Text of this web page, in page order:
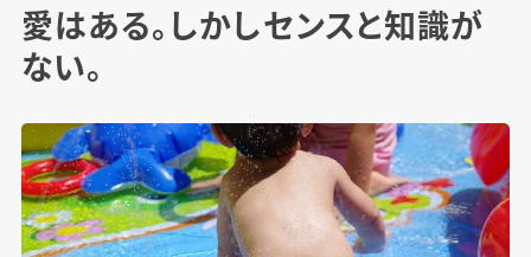
愛はある。しかしセンスと知識が
ない。